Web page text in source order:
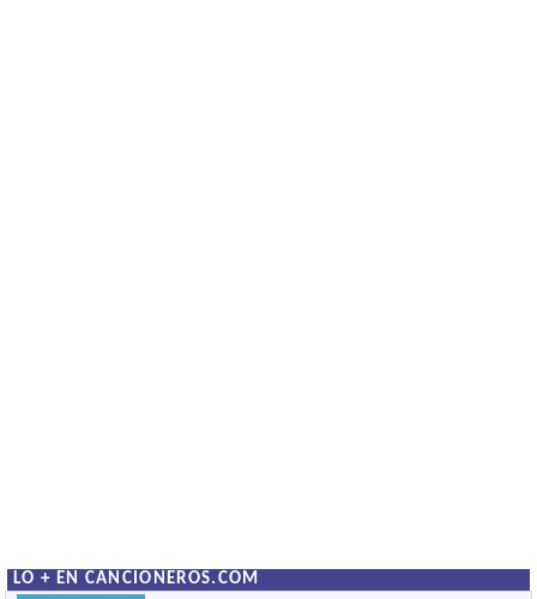
LO + EN CANCIONEROS.COM